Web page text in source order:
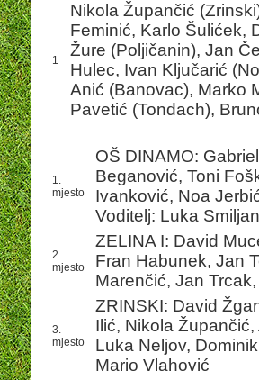
1
Nikola Župančić
Feminić, Karlo Šulićek,
Žure (Poljičanin), Jan
Hulec, Ivan Ključarić
Anić (Banovac), Marko
Pavetić (Tondach),
1.
mjesto
OŠ DINAMO:
Beganović, Toni
Ivanković, Noa
Voditelj: Luka
2.
mjesto
ZELINA I: David
Fran Habunek, Jan
Marenčić, Jan
3.
mjesto
ZRINSKI: David
Ilić, Nikola
Luka Neljov,
Mario Vlahović